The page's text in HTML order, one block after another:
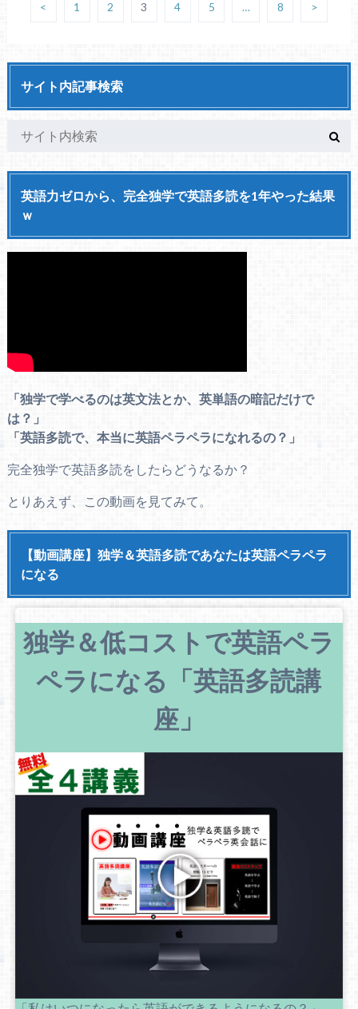
< 1 2 3 4 5 … 8 >
サイト内記事検索
英語力ゼロから、完全独学で英語多読を1年やった結果
ｗ
「独学で学べるのは英文法とか、英単語の暗記だけで
は？」
「英語多読で、本当に英語ペラペラになれるの？」
完全独学で英語多読をしたらどうなるか？
とりあえず、この動画を見てみて。
【動画講座】独学＆英語多読であなたは英語ペラペラ
になる
独学＆低コストで英語ペラ
ペラになる「英語多読講
座」